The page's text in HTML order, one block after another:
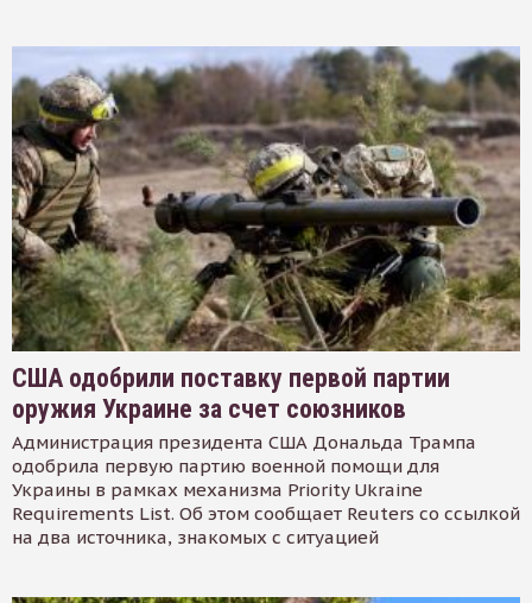
США одобрили поставку первой партии
оружия Украине за счет союзников
Администрация президента США Дональда Трампа
одобрила первую партию военной помощи для
Украины в рамках механизма Priority Ukraine
Requirements List. Об этом сообщает Reuters со ссылкой
на два источника, знакомых с ситуацией